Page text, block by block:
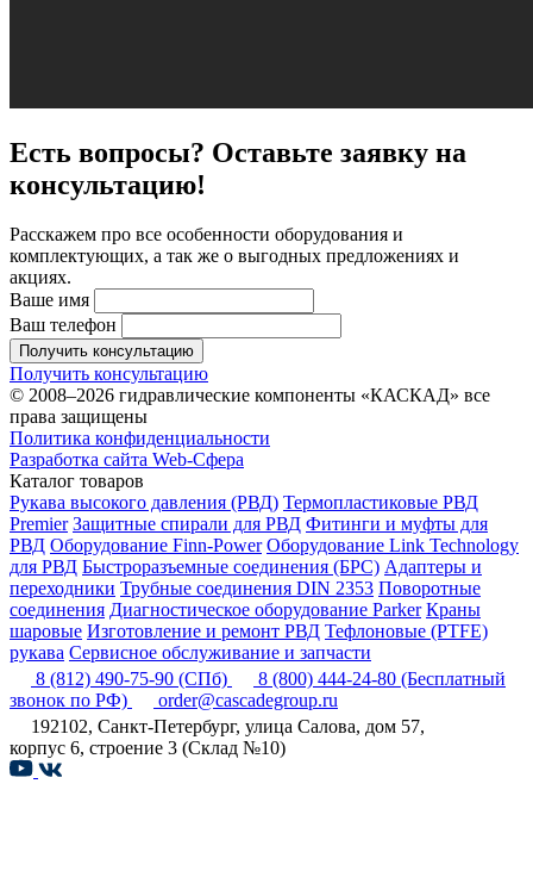
Есть вопросы? Оставьте заявку на
консультацию!
Расскажем про все особенности оборудования и
комплектующих, а так же о выгодных предложениях и
акциях.
Ваше имя
Ваш телефон
Получить консультацию
Получить консультацию
© 2008–2026 гидравлические компоненты «КАСКАД» все
права защищены
Политика конфиденциальности
Разработка сайта Web-Сфера
Каталог товаров
Рукава высокого давления (РВД) Термопластиковые РВД
Premier Защитные спирали для РВД Фитинги и муфты для
РВД Оборудование Finn-Power Оборудование Link Technology
для РВД Быстроразъемные соединения (БРС) Адаптеры и
переходники Трубные соединения DIN 2353 Поворотные
соединения Диагностическое оборудование Parker Краны
шаровые Изготовление и ремонт РВД Тефлоновые (PTFE)
рукава Сервисное обслуживание и запчасти
8 (812) 490-75-90 (СПб) 8 (800) 444-24-80 (Бесплатный
звонок по РФ)
order@cascadegroup.ru
192102, Санкт-Петербург, улица Салова, дом 57,
корпус 6, строение 3 (Склад №10)